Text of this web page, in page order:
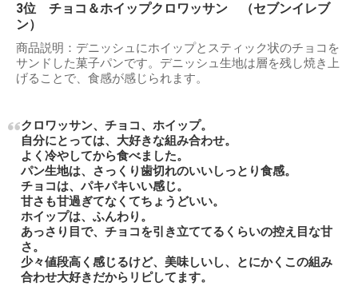
3位 チョコ＆ホイップクロワッサン （セブンイレブ
ン）
商品説明：デニッシュにホイップとスティック状のチョコを
サンドした菓子パンです。デニッシュ生地は層を残し焼き上
げることで、食感が感じられます。
クロワッサン、チョコ、ホイップ。
自分にとっては、大好きな組み合わせ。
よく冷やしてから食べました。
パン生地は、さっくり歯切れのいいしっとり食感。
チョコは、パキパキいい感じ。
甘さも甘過ぎてなくてちょうどいい。
ホイップは、ふんわり。
あっさり目で、チョコを引き立ててるくらいの控え目な甘
さ。
少々値段高く感じるけど、美味しいし、とにかくこの組み
合わせ大好きだからリピしてます。